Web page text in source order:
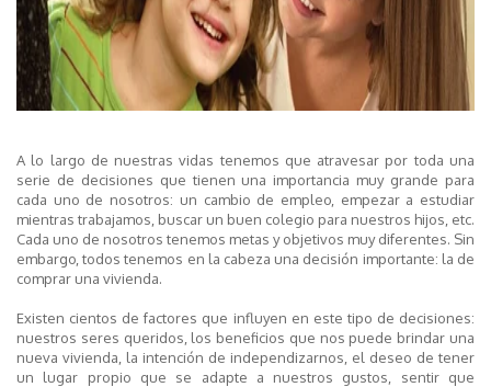
A lo largo de nuestras vidas tenemos que atravesar por toda una
serie de decisiones que tienen una importancia muy grande para
cada uno de nosotros: un cambio de empleo, empezar a estudiar
mientras trabajamos, buscar un buen colegio para nuestros hijos, etc.
Cada uno de nosotros tenemos metas y objetivos muy diferentes. Sin
embargo, todos tenemos en la cabeza una decisión importante: la de
comprar una vivienda.
Existen cientos de factores que influyen en este tipo de decisiones:
nuestros seres queridos, los beneficios que nos puede brindar una
nueva vivienda, la intención de independizarnos, el deseo de tener
un lugar propio que se adapte a nuestros gustos, sentir que